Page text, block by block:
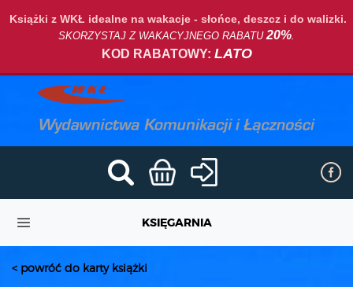
Książki z WKŁ idealne na wakacje - słońce, deszcz i do walizki.
SKORZYSTAJ Z WAKACYJNEGO RABATU20%.
KOD RABATOWY: LATO
KSIĘGARNIA
< powróć do karty książki